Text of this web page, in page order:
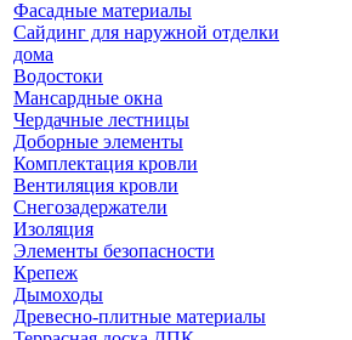
Фасадные материалы
Сайдинг для наружной отделки
дома
Водостоки
Мансардные окна
Чердачные лестницы
Доборные элементы
Комплектация кровли
Вентиляция кровли
Снегозадержатели
Изоляция
Элементы безопасности
Крепеж
Дымоходы
Древесно-плитные материалы